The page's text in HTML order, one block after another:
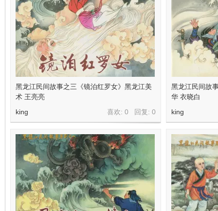
黑龙江民间故事之三《镜泊红罗女》黑龙江美
术 王亮亮
喜欢: 0 回复: 0
king
黑龙江民间故
华 衣晓白
king